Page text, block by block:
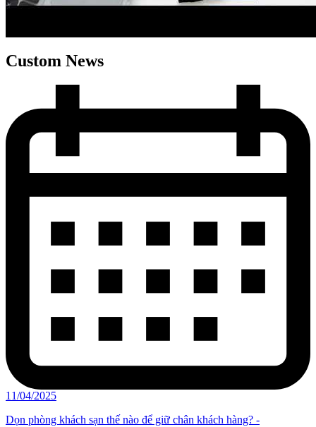
Custom News
11/04/2025
Dọn phòng khách sạn thế nào để giữ chân khách hàng? -